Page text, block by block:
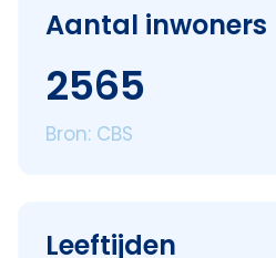
Aantal inwoners
2565
Bron: CBS
Leeftijden